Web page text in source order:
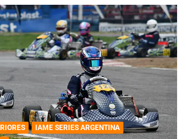
IAME SERIES ARGENTINA